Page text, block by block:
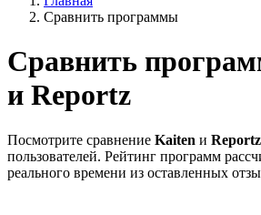
Сравнить программы
Сравнить
и Reportz
Посмотрите сравнение Kaiten и Reportz
пользователей. Рейтинг программ
реального времени из оставленных